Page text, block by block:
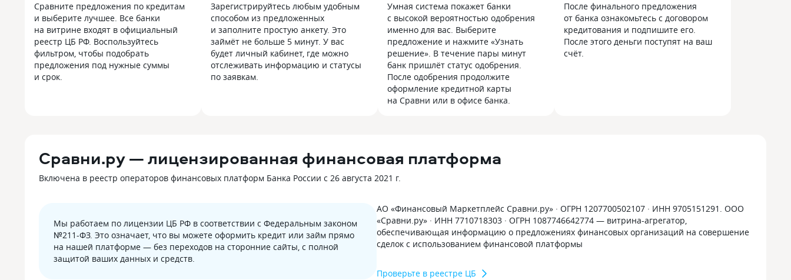
Сравните предложения по кредитам
и выберите лучшее. Все банки
на витрине входят в официальный
реестр ЦБ РФ. Воспользуйтесь
фильтром, чтобы подобрать
предложения под нужные суммы
и срок.
Зарегистрируйтесь любым удобным
способом из предложенных
и заполните простую анкету. Это
займёт не больше 5 минут. У вас
будет личный кабинет, где можно
отслеживать информацию и статусы
по заявкам.
Умная система покажет банки
с высокой вероятностью одобрения
именно для вас. Выберите
предложение и нажмите «Узнать
решение». В течение пары минут
банк пришлёт статус одобрения.
После одобрения продолжите
оформление кредитной карты
на Сравни или в офисе банка.
После финального предложения
от банка ознакомьтесь с договором
кредитования и подпишите его.
После этого деньги поступят на ваш
счёт.
Сравни.ру — лицензированная финансовая платформа
Включена в реестр операторов финансовых платформ Банка России с 26 августа 2021 г.
Мы работаем по лицензии ЦБ РФ в соответствии с Федеральным законом
№211-ФЗ. Это означает, что вы можете оформить кредит или займ прямо
на нашей платформе — без переходов на сторонние сайты, с полной
защитой ваших данных и средств.
АО «Финансовый Маркетплейс Сравни.ру» · ОГРН 1207700502107 · ИНН 9705151291. ООО
«Сравни.ру» · ИНН 7710718303 · ОГРН 1087746642774 — витрина-агрегатор,
обеспечивающая информацию о предложениях финансовых организаций на совершение
сделок с использованием финансовой платформы
Проверьте в реестре ЦБ